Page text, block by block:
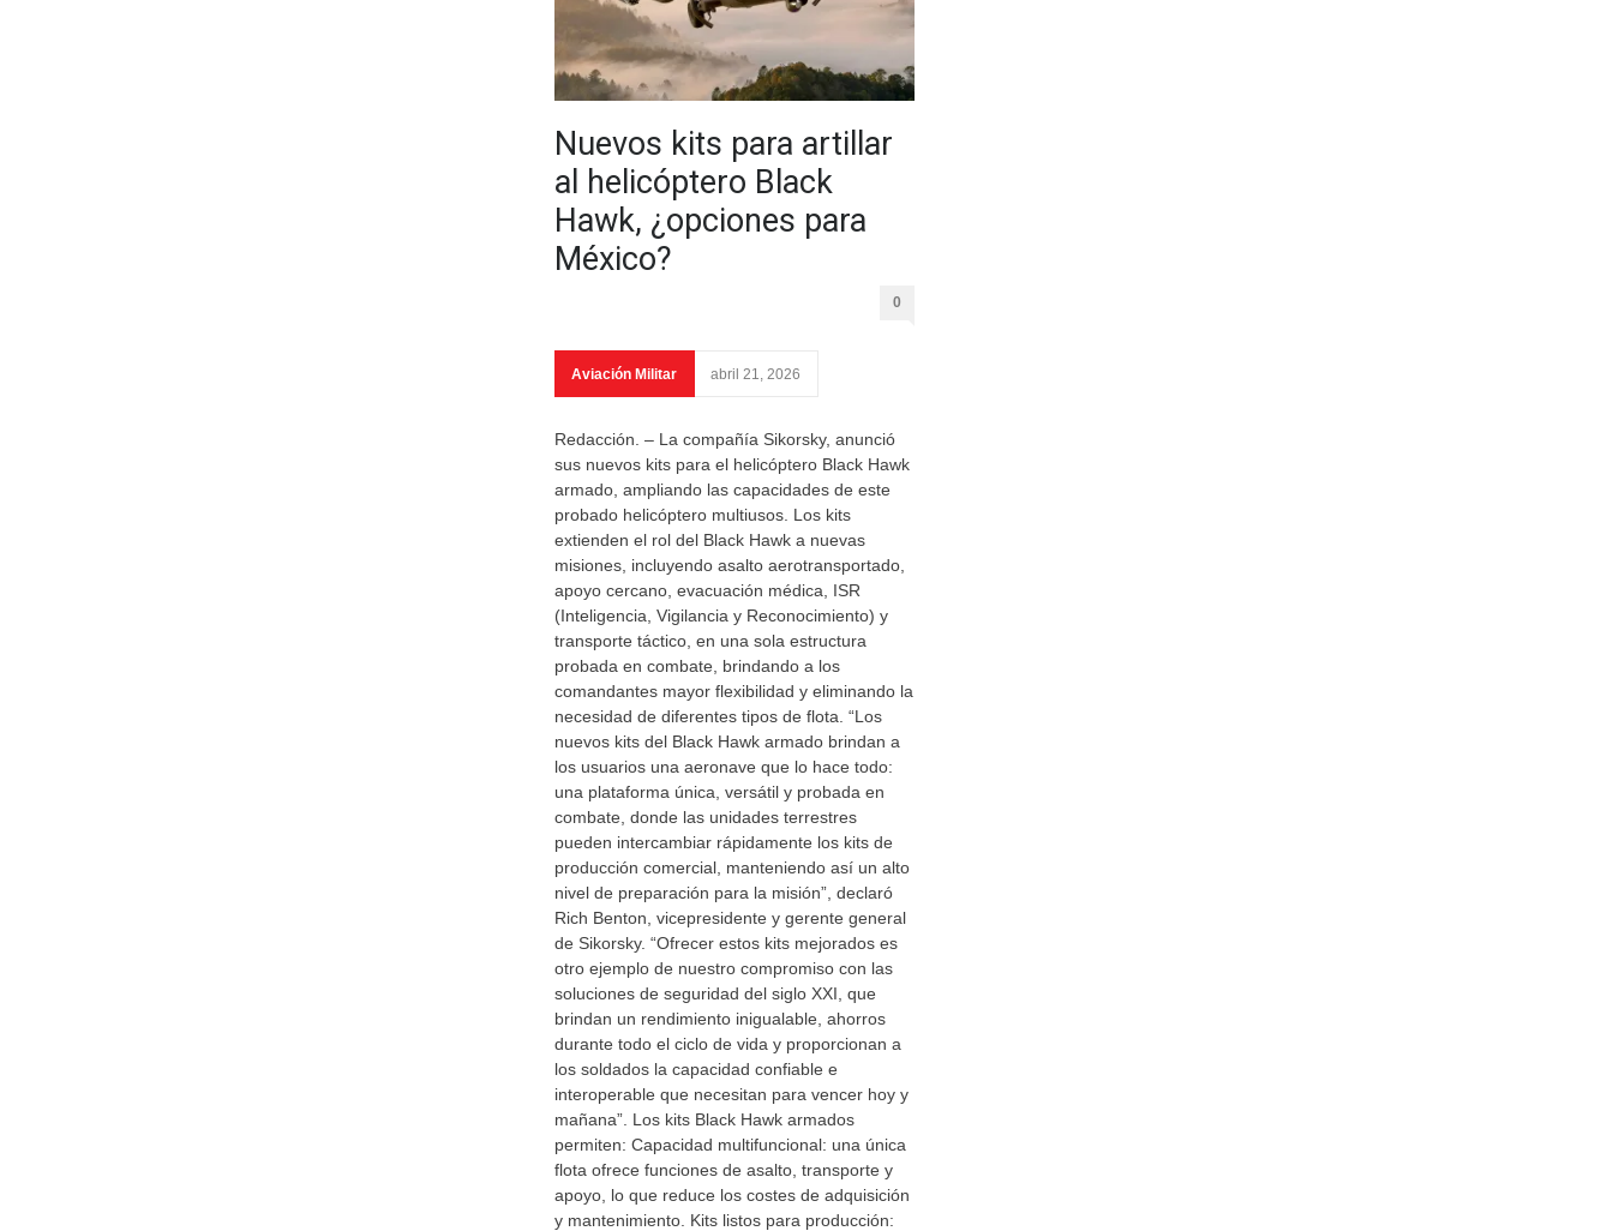
Nuevos kits para artillar
al helicóptero Black
Hawk, ¿opciones para
México?
0
Aviación Militar abril 21, 2026
Redacción. – La compañía Sikorsky, anunció
sus nuevos kits para el helicóptero Black Hawk
armado, ampliando las capacidades de este
probado helicóptero multiusos. Los kits
extienden el rol del Black Hawk a nuevas
misiones, incluyendo asalto aerotransportado,
apoyo cercano, evacuación médica, ISR
(Inteligencia, Vigilancia y Reconocimiento) y
transporte táctico, en una sola estructura
probada en combate, brindando a los
comandantes mayor flexibilidad y eliminando la
necesidad de diferentes tipos de flota. “Los
nuevos kits del Black Hawk armado brindan a
los usuarios una aeronave que lo hace todo:
una plataforma única, versátil y probada en
combate, donde las unidades terrestres
pueden intercambiar rápidamente los kits de
producción comercial, manteniendo así un alto
nivel de preparación para la misión”, declaró
Rich Benton, vicepresidente y gerente general
de Sikorsky. “Ofrecer estos kits mejorados es
otro ejemplo de nuestro compromiso con las
soluciones de seguridad del siglo XXI, que
brindan un rendimiento inigualable, ahorros
durante todo el ciclo de vida y proporcionan a
los soldados la capacidad confiable e
interoperable que necesitan para vencer hoy y
mañana”. Los kits Black Hawk armados
permiten: Capacidad multifuncional: una única
flota ofrece funciones de asalto, transporte y
apoyo, lo que reduce los costes de adquisición
y mantenimiento. Kits listos para producción: